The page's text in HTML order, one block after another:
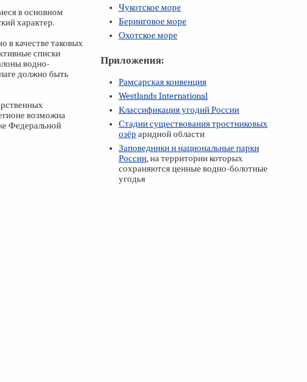
в основном
характер.
в качестве таковых
списки
водно-
должно быть
возможна
Федеральной
Чукотское море
Беринговое море
Охотское море
Приложения:
Рамсарская конвенция
Westlands International
Классификация угодий России
Стадии существования тростниковых
озёр аридной области
Заповедники и национальные парки
России, на территории которых
сохраняются ценные водно-болотные
угодья